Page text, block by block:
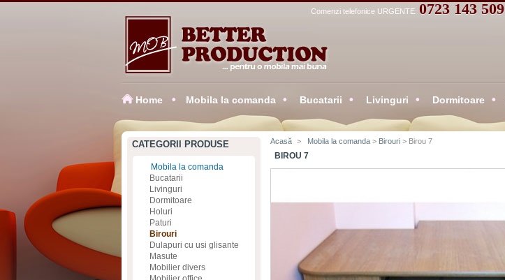
Comenzi telefonice URGENTE: 0723 143 509
Home Mobila la comanda Bucatarii Livinguri Dormitoare
CATEGORII PRODUSE
Mobila la comanda
Bucatarii
Livinguri
Dormitoare
Holuri
Paturi
Birouri
Dulapuri cu usi glisante
Masute
Mobilier divers
Acasă > Mobila la comanda > Birouri > Birou 7
BIROU 7